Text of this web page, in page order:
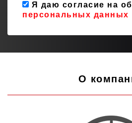
Я даю согласие на
персональных данных
О